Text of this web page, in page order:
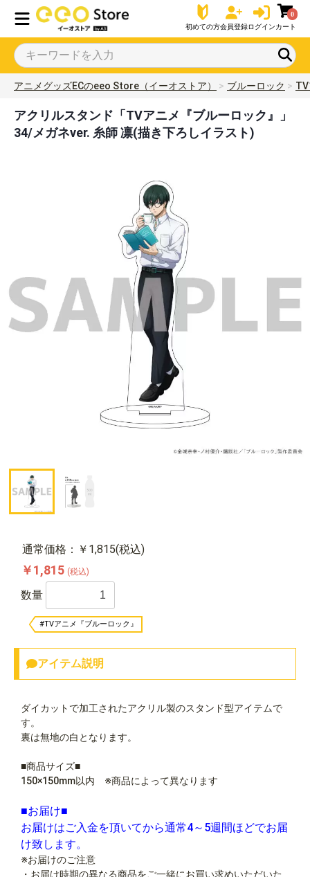
初めての方会員登録ログイン
0
カート
アニメグッズECのeeo Store（イーオストア） ブルーロック
アクリルスタンド「TVアニメ『ブルーロック』」
34/メガネver. 糸師 凛(描き下ろしイラスト)
通常価格：￥1,815(税込)
￥1,815 (税込)
数量
#TVアニメ『ブルーロック』
アイテム説明
ダイカットで加工されたアクリル製のスタンド型アイテムで
す。
裏は無地の白となります。
■商品サイズ■
150×150mm以内 ※商品によって異なります
■お届け■
お届けはご入金を頂いてから通常4～5週間ほどでお届
け致します。
※お届けのご注意
・お届け時期の異なる商品をご一緒にお買い求めいただいた